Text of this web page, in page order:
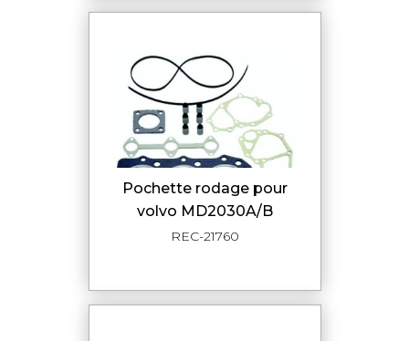
pochette rodage pour
volvo MD2030A/B
REC-21760